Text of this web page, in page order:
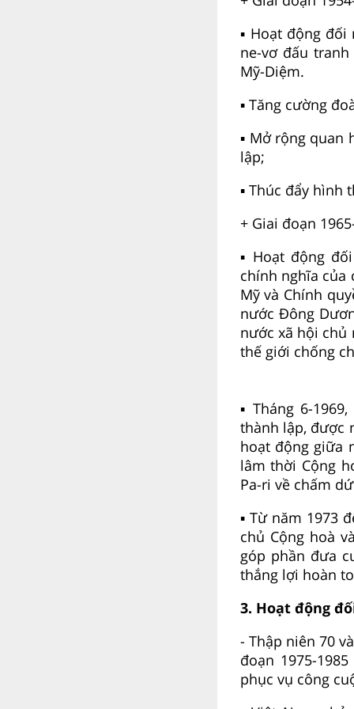
▪ Hoạt động
ne-vơ đấu
Mỹ-Diệm.
▪ Tăng cường
▪ Mở rộng quan
lập;
▪ Thúc đẩy hình
+ Giai đoạn
▪ Hoạt động
chính nghĩa của
Mỹ và Chính
nước Đông
nước xã hội chủ
thế giới chống
▪ Tháng 6-
thành lập, được
hoạt động giữa
lâm thời Cộng
Pa-ri về chấm
▪ Từ năm 1973
chủ Cộng hoà
góp phần đưa
thắng lợi hoàn
3. Hoạt động
- Thập niên 70
đoạn 1975-
phục vụ công